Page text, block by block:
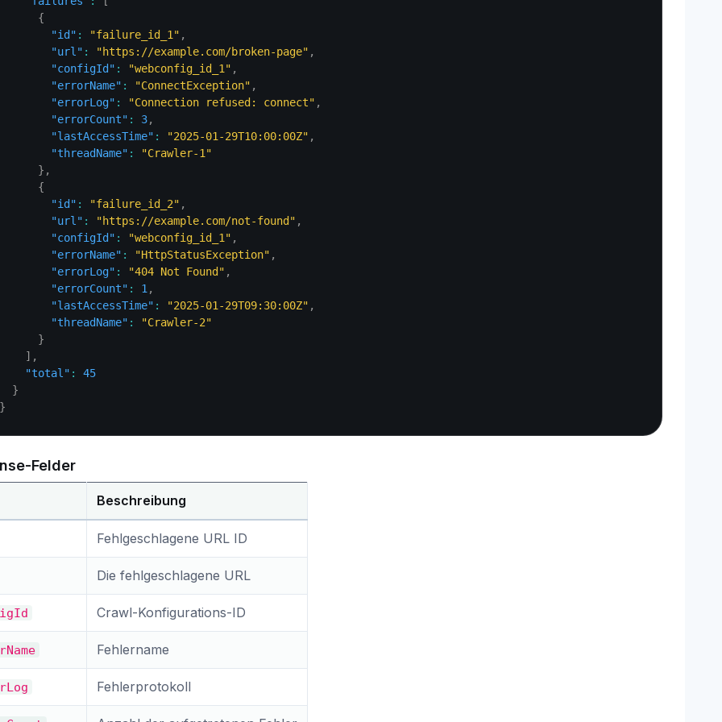
{
"id" : "failure_id_1" ,
"url" : "https://example.com/broken-page" ,
"configId" : "webconfig_id_1" ,
"errorName" : "ConnectException" ,
"errorLog" : "Connection refused: connect" ,
"errorCount" : 3,
"lastAccessTime" : "2025-01-29T10:00:00Z" ,
"threadName" :
"Crawler-1"
} ,
{
"id" : "failure_id_2" ,
"url" : "https://example.com/not-found" ,
"configId" : "webconfig_id_1" ,
"errorName" : "HttpStatusException" ,
"errorLog" : "404 Not Found" ,
"errorCount" : 1 ,
"lastAccessTime" : "2025-01-29T09:30:00Z" ,
"threadName" :
"Crawler-2"
}
] ,
"total" :
45
}
Felder
Beschreibung
Fehlgeschlagene URL ID
Die fehlgeschlagene URL
Crawl-Konfigurations-ID
Fehlername
Fehlerprotokoll